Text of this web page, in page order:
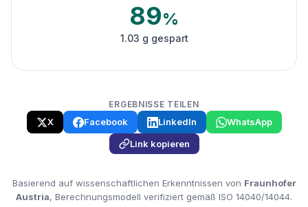
89%
1.03 g gespart
ERGEBNISSE TEILEN
X Facebook LinkedIn
WhatsApp
Link kopieren
Basierend auf wissenschaftlichen Erkenntnissen von Fraunhofer
Austria, Berechnungsmodell verifiziert gemäß ISO 14040/14044.